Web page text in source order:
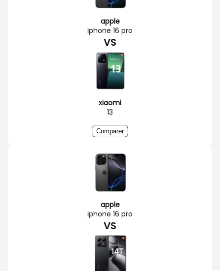
apple
iphone 16 pro
VS
xiaomi
13
Comparer
apple
iphone 16 pro
VS